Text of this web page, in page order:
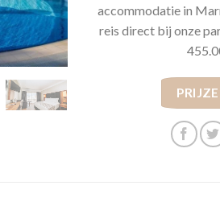
accommodatie in
reis direct bij onze